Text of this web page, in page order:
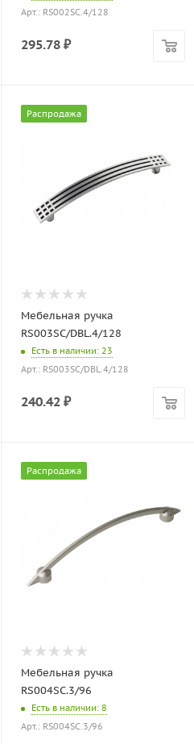
Арт.: RS002SC.4/128
295.78 ₽
Распродажа
Мебельная ручка
RS003SC/DBL.4/128
Есть в наличии: 23
Арт.: RS003SC/DBL.4/128
240.42 ₽
Распродажа
Мебельная ручка
RS004SC.3/96
Есть в наличии: 8
Арт.: RS004SC.3/96